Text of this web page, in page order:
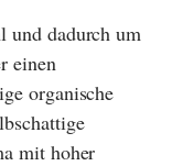
und dadurch um
einen
organische
mit hoher